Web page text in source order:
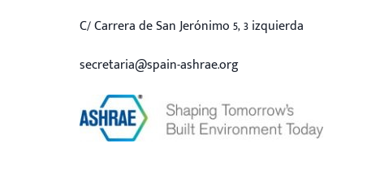
C/ Carrera de San Jerónimo 5, 3 izquierda
secretaria@spain-ashrae.org